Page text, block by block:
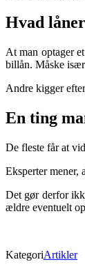
Hvad
At man optager
billån. Måske
Andre kigger
En ting
De fleste får at
Eksperter mener,
Det gør derfor
ældre eventuelt
KategoriArtikler